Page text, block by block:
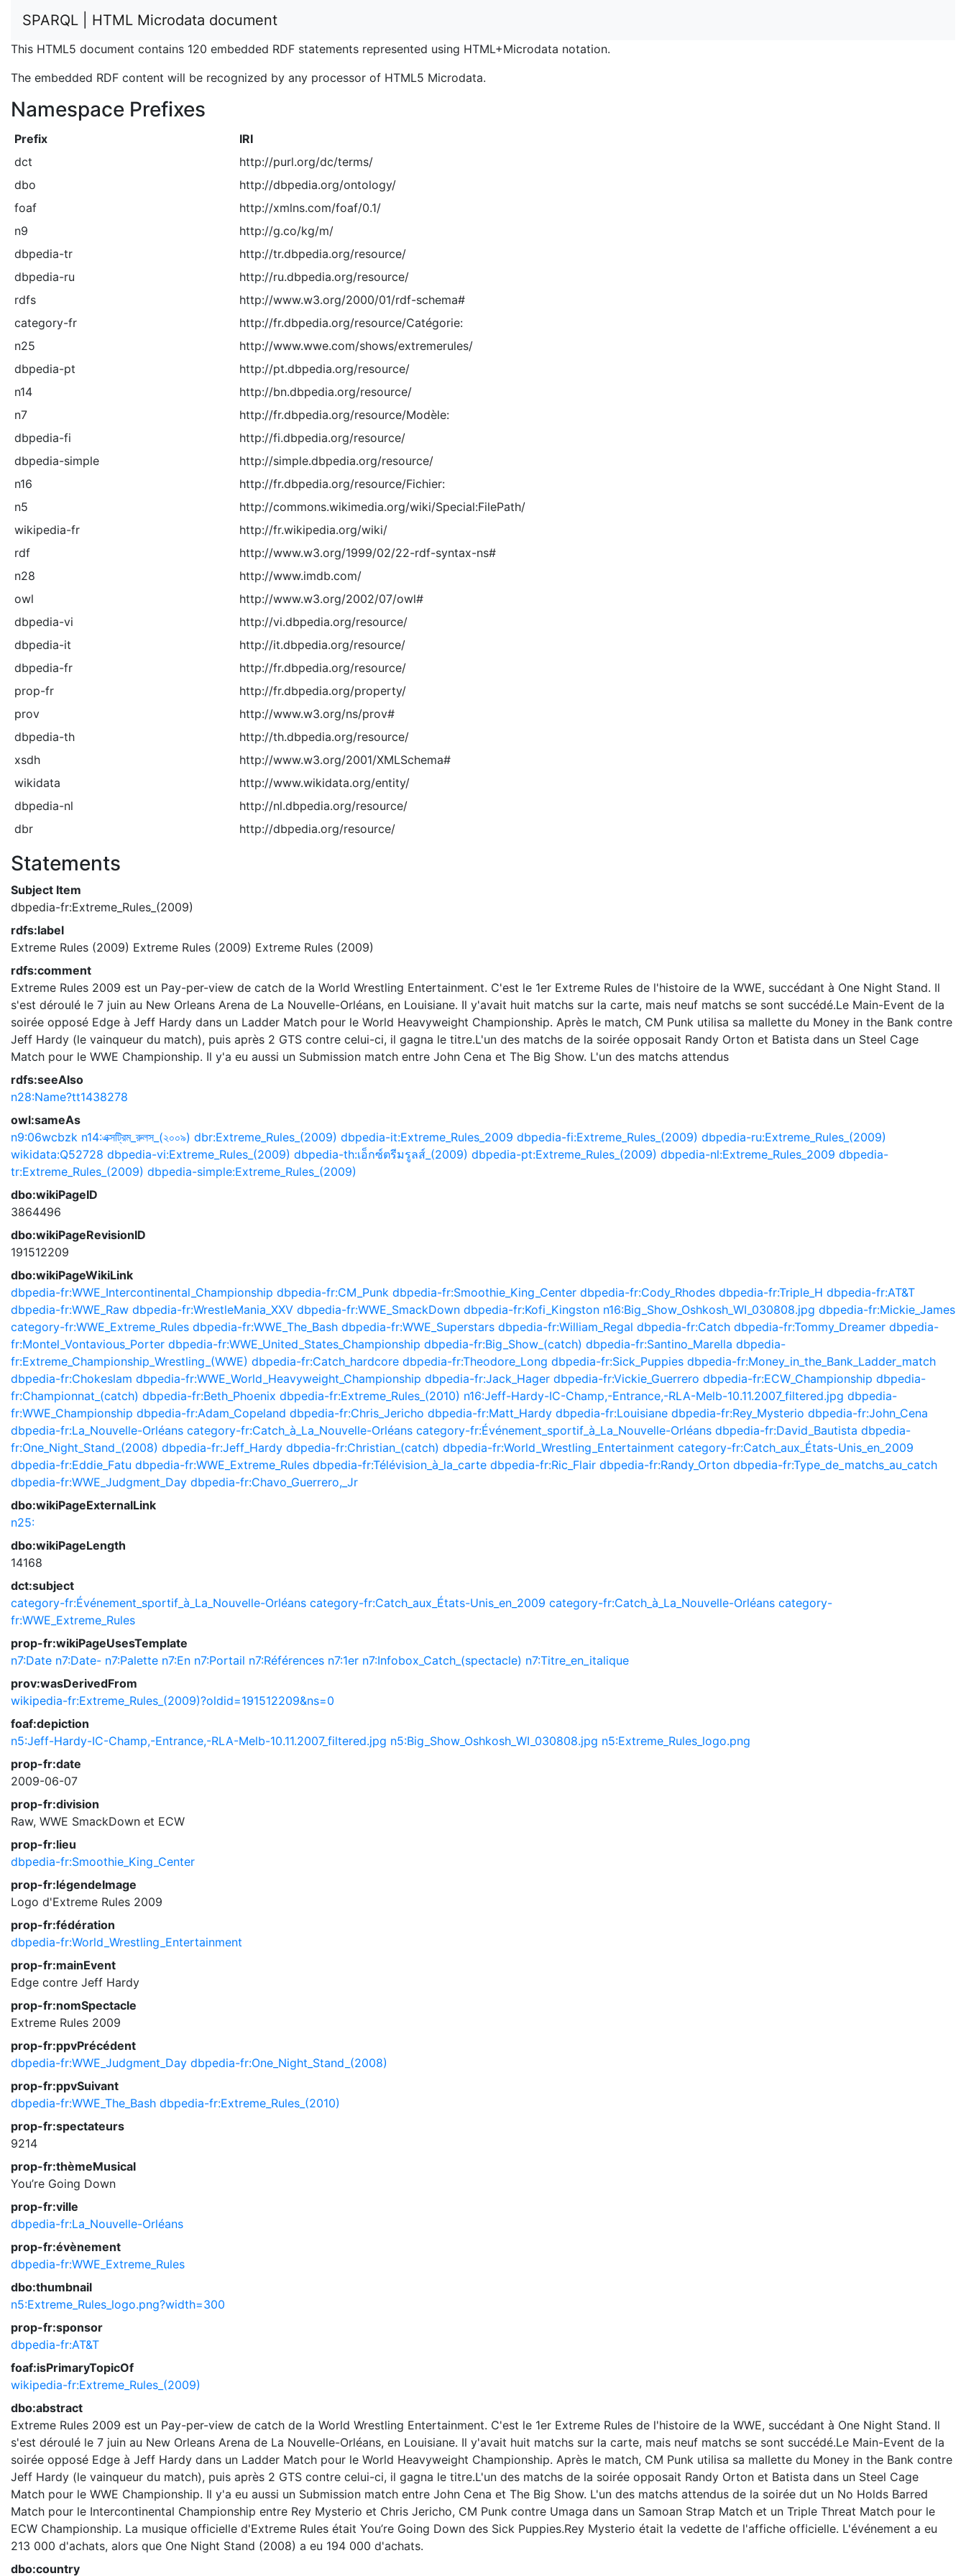
SPARQL | HTML Microdata document
This HTML5 document contains 120 embedded RDF statements represented using HTML+Microdata notation.
The embedded RDF content will be recognized by any processor of HTML5 Microdata.
Namespace Prefixes
Prefix
IRI
dct
http://purl.org/dc/terms/
dbo
http://dbpedia.org/ontology/
foaf
http://xmlns.com/foaf/0.1/
n9
http://g.co/kg/m/
dbpedia-tr
http://tr.dbpedia.org/resource/
dbpedia-ru
http://ru.dbpedia.org/resource/
rdfs
http://www.w3.org/2000/01/rdf-schema#
category-fr
http://fr.dbpedia.org/resource/Catégorie:
n25
http://www.wwe.com/shows/extremerules/
dbpedia-pt
http://pt.dbpedia.org/resource/
n14
http://bn.dbpedia.org/resource/
n7
http://fr.dbpedia.org/resource/Modèle:
dbpedia-fi
http://fi.dbpedia.org/resource/
dbpedia-simple
http://simple.dbpedia.org/resource/
n16
http://fr.dbpedia.org/resource/Fichier:
n5
http://commons.wikimedia.org/wiki/Special:FilePath/
wikipedia-fr
http://fr.wikipedia.org/wiki/
rdf
http://www.w3.org/1999/02/22-rdf-syntax-ns#
n28
http://www.imdb.com/
owl
http://www.w3.org/2002/07/owl#
dbpedia-vi
http://vi.dbpedia.org/resource/
dbpedia-it
http://it.dbpedia.org/resource/
dbpedia-fr
http://fr.dbpedia.org/resource/
prop-fr
http://fr.dbpedia.org/property/
prov
http://www.w3.org/ns/prov#
dbpedia-th
http://th.dbpedia.org/resource/
xsdh
http://www.w3.org/2001/XMLSchema#
wikidata
http://www.wikidata.org/entity/
dbpedia-nl
http://nl.dbpedia.org/resource/
dbr
http://dbpedia.org/resource/
Statements
Subject Item
dbpedia-fr:Extreme_Rules_(2009)
rdfs:label
Extreme Rules (2009) Extreme Rules (2009) Extreme Rules (2009)
rdfs:comment
Extreme Rules 2009 est un Pay-per-view de catch de la World Wrestling Entertainment. C'est le 1er Extreme Rules de l'histoire de la WWE, succédant à One Night Stand. Il
s'est déroulé le 7 juin au New Orleans Arena de La Nouvelle-Orléans, en Louisiane. Il y'avait huit matchs sur la carte, mais neuf matchs se sont succédé.Le Main-Event de la
soirée opposé Edge à Jeff Hardy dans un Ladder Match pour le World Heavyweight Championship. Après le match, CM Punk utilisa sa mallette du Money in the Bank contre
Jeff Hardy (le vainqueur du match), puis après 2 GTS contre celui-ci, il gagna le titre.L'un des matchs de la soirée opposait Randy Orton et Batista dans un Steel Cage
Match pour le WWE Championship. Il y'a eu aussi un Submission match entre John Cena et The Big Show. L'un des matchs attendus
rdfs:seeAlso
n28:Name?tt1438278
owl:sameAs
n9:06wcbzk n14:এক্সট্রিম_রুলস_(২০০৯) dbr:Extreme_Rules_(2009) dbpedia-it:Extreme_Rules_2009 dbpedia-fi:Extreme_Rules_(2009) dbpedia-ru:Extreme_Rules_(2009)
wikidata:Q52728 dbpedia-vi:Extreme_Rules_(2009) dbpedia-th:เอ็กซ์ตรีมรูลส์_(2009) dbpedia-pt:Extreme_Rules_(2009) dbpedia-nl:Extreme_Rules_2009 dbpedia-
tr:Extreme_Rules_(2009) dbpedia-simple:Extreme_Rules_(2009)
dbo:wikiPageID
3864496
dbo:wikiPageRevisionID
191512209
dbo:wikiPageWikiLink
dbpedia-fr:WWE_Intercontinental_Championship dbpedia-fr:CM_Punk dbpedia-fr:Smoothie_King_Center dbpedia-fr:Cody_Rhodes dbpedia-fr:Triple_H dbpedia-fr:AT&T
dbpedia-fr:WWE_Raw dbpedia-fr:WrestleMania_XXV dbpedia-fr:WWE_SmackDown dbpedia-fr:Kofi_Kingston n16:Big_Show_Oshkosh_WI_030808.jpg dbpedia-fr:Mickie_James
category-fr:WWE_Extreme_Rules dbpedia-fr:WWE_The_Bash dbpedia-fr:WWE_Superstars dbpedia-fr:William_Regal dbpedia-fr:Catch dbpedia-fr:Tommy_Dreamer dbpedia-
fr:Montel_Vontavious_Porter dbpedia-fr:WWE_United_States_Championship dbpedia-fr:Big_Show_(catch) dbpedia-fr:Santino_Marella dbpedia-
fr:Extreme_Championship_Wrestling_(WWE) dbpedia-fr:Catch_hardcore dbpedia-fr:Theodore_Long dbpedia-fr:Sick_Puppies dbpedia-fr:Money_in_the_Bank_Ladder_match
dbpedia-fr:Chokeslam dbpedia-fr:WWE_World_Heavyweight_Championship dbpedia-fr:Jack_Hager dbpedia-fr:Vickie_Guerrero dbpedia-fr:ECW_Championship dbpedia-
fr:Championnat_(catch) dbpedia-fr:Beth_Phoenix dbpedia-fr:Extreme_Rules_(2010) n16:Jeff-Hardy-IC-Champ,-Entrance,-RLA-Melb-10.11.2007_filtered.jpg dbpedia-
fr:WWE_Championship dbpedia-fr:Adam_Copeland dbpedia-fr:Chris_Jericho dbpedia-fr:Matt_Hardy dbpedia-fr:Louisiane dbpedia-fr:Rey_Mysterio dbpedia-fr:John_Cena
dbpedia-fr:La_Nouvelle-Orléans category-fr:Catch_à_La_Nouvelle-Orléans category-fr:Événement_sportif_à_La_Nouvelle-Orléans dbpedia-fr:David_Bautista dbpedia-
fr:One_Night_Stand_(2008) dbpedia-fr:Jeff_Hardy dbpedia-fr:Christian_(catch) dbpedia-fr:World_Wrestling_Entertainment category-fr:Catch_aux_États-Unis_en_2009
dbpedia-fr:Eddie_Fatu dbpedia-fr:WWE_Extreme_Rules dbpedia-fr:Télévision_à_la_carte dbpedia-fr:Ric_Flair dbpedia-fr:Randy_Orton dbpedia-fr:Type_de_matchs_au_catch
dbpedia-fr:WWE_Judgment_Day dbpedia-fr:Chavo_Guerrero,_Jr
dbo:wikiPageExternalLink
n25:
dbo:wikiPageLength
14168
dct:subject
category-fr:Événement_sportif_à_La_Nouvelle-Orléans category-fr:Catch_aux_États-Unis_en_2009 category-fr:Catch_à_La_Nouvelle-Orléans category-
fr:WWE_Extreme_Rules
prop-fr:wikiPageUsesTemplate
n7:Date n7:Date- n7:Palette n7:En n7:Portail n7:Références n7:1er n7:Infobox_Catch_(spectacle) n7:Titre_en_italique
prov:wasDerivedFrom
wikipedia-fr:Extreme_Rules_(2009)?oldid=191512209&ns=0
foaf:depiction
n5:Jeff-Hardy-IC-Champ,-Entrance,-RLA-Melb-10.11.2007_filtered.jpg n5:Big_Show_Oshkosh_WI_030808.jpg n5:Extreme_Rules_logo.png
prop-fr:date
2009-06-07
prop-fr:division
Raw, WWE SmackDown et ECW
prop-fr:lieu
dbpedia-fr:Smoothie_King_Center
prop-fr:légendeImage
Logo d'Extreme Rules 2009
prop-fr:fédération
dbpedia-fr:World_Wrestling_Entertainment
prop-fr:mainEvent
Edge contre Jeff Hardy
prop-fr:nomSpectacle
Extreme Rules 2009
prop-fr:ppvPrécédent
dbpedia-fr:WWE_Judgment_Day dbpedia-fr:One_Night_Stand_(2008)
prop-fr:ppvSuivant
dbpedia-fr:WWE_The_Bash dbpedia-fr:Extreme_Rules_(2010)
prop-fr:spectateurs
9214
prop-fr:thèmeMusical
You’re Going Down
prop-fr:ville
dbpedia-fr:La_Nouvelle-Orléans
prop-fr:évènement
dbpedia-fr:WWE_Extreme_Rules
dbo:thumbnail
n5:Extreme_Rules_logo.png?width=300
prop-fr:sponsor
dbpedia-fr:AT&T
foaf:isPrimaryTopicOf
wikipedia-fr:Extreme_Rules_(2009)
dbo:abstract
Extreme Rules 2009 est un Pay-per-view de catch de la World Wrestling Entertainment. C'est le 1er Extreme Rules de l'histoire de la WWE, succédant à One Night Stand. Il
s'est déroulé le 7 juin au New Orleans Arena de La Nouvelle-Orléans, en Louisiane. Il y'avait huit matchs sur la carte, mais neuf matchs se sont succédé.Le Main-Event de la
soirée opposé Edge à Jeff Hardy dans un Ladder Match pour le World Heavyweight Championship. Après le match, CM Punk utilisa sa mallette du Money in the Bank contre
Jeff Hardy (le vainqueur du match), puis après 2 GTS contre celui-ci, il gagna le titre.L'un des matchs de la soirée opposait Randy Orton et Batista dans un Steel Cage
Match pour le WWE Championship. Il y'a eu aussi un Submission match entre John Cena et The Big Show. L'un des matchs attendus de la soirée dut un No Holds Barred
Match pour le Intercontinental Championship entre Rey Mysterio et Chris Jericho, CM Punk contre Umaga dans un Samoan Strap Match et un Triple Threat Match pour le
ECW Championship. La musique officielle d'Extreme Rules était You’re Going Down des Sick Puppies.Rey Mysterio était la vedette de l'affiche officielle. L'événement a eu
213 000 d'achats, alors que One Night Stand (2008) a eu 194 000 d'achats.
dbo:country